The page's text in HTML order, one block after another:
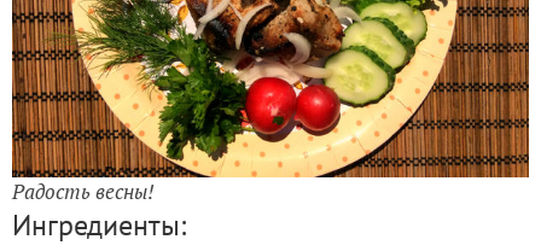
Радость весны!
Ингредиенты: